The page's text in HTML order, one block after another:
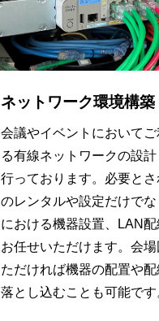
ネットワーク環境構築
会議やイベントにおいて
る有線ネットワークの設
行っております。必要と
のレンタルや設定だけで
における機器設置、LAN配
お任せいただけます。会
ただければ機器の配置や
落とし込むことも可能です